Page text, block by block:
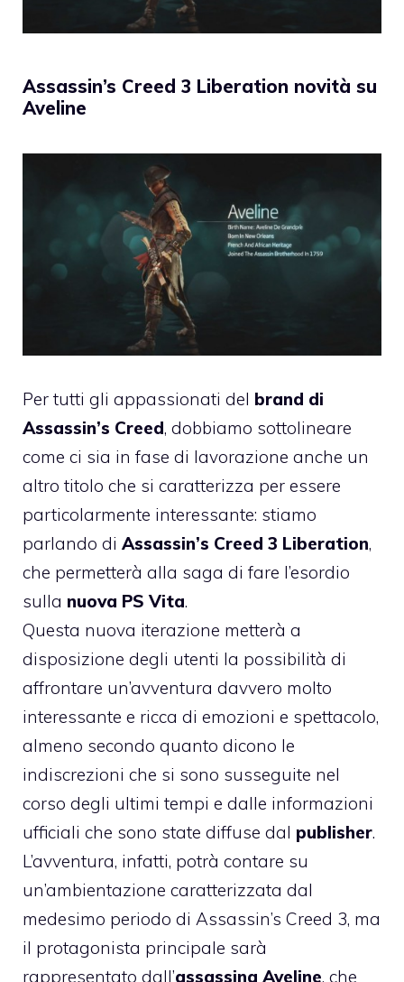
Assassin’s Creed 3 Liberation novità su
Aveline
Per tutti gli appassionati del brand di
Assassin’s Creed, dobbiamo sottolineare
come ci sia in fase di lavorazione anche un
altro titolo che si caratterizza per essere
particolarmente interessante: stiamo
parlando di Assassin’s Creed 3 Liberation,
che permetterà alla saga di fare l’esordio
sulla nuova PS Vita.
Questa nuova iterazione metterà a
disposizione degli utenti la possibilità di
affrontare un’avventura davvero molto
interessante e ricca di emozioni e spettacolo,
almeno secondo quanto dicono le
indiscrezioni che si sono susseguite nel
corso degli ultimi tempi e dalle informazioni
ufficiali che sono state diffuse dal publisher.
L’avventura, infatti, potrà contare su
un’ambientazione caratterizzata dal
medesimo periodo di Assassin’s Creed 3, ma
il protagonista principale sarà
rappresentato dall’assassina Aveline, che